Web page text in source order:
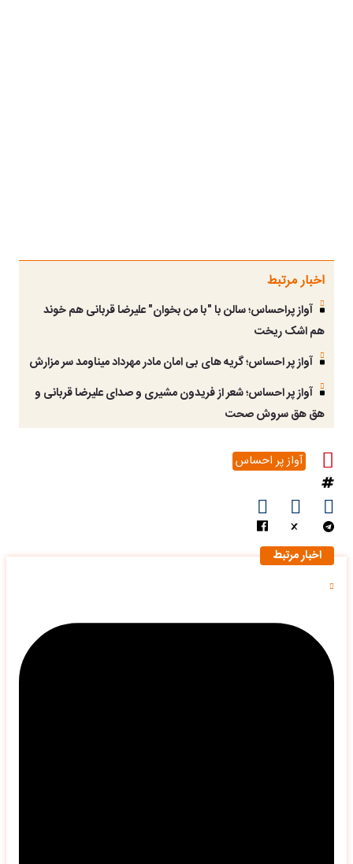
اخبار مرتبط
آواز پراحساس؛ سالن با "با من بخوان" علیرضا قربانی هم خوند
هم اشک ریخت
آواز پر احساس؛ گریه های بی امان مادر مهرداد میناومد سر مزارش
آواز پر احساس؛ شعر از فریدون مشیری و صدای علیرضا قربانی و
هق هق سروش صحت
آواز پر احساس
اخبار مرتبط